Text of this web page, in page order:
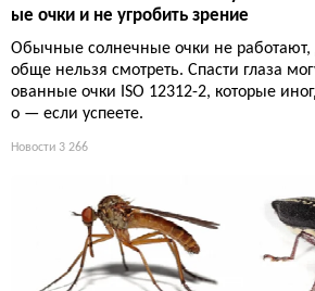
ые очки и не угробить зрение
Обычные солнечные очки не работают,
обще нельзя смотреть. Спасти глаза
ованные очки ISO 12312-2, которые
о — если успеете.
Новости 3 266